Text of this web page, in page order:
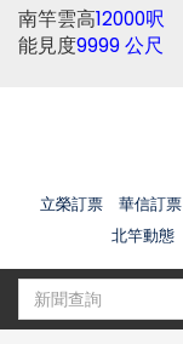
南竿雲高12000呎
能見度9999 公尺
立榮訂票 華信訂票
北竿動態